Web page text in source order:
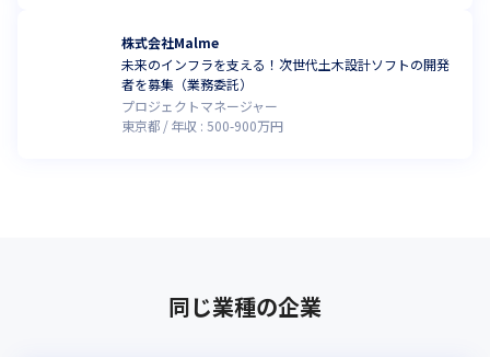
株式会社Malme
未来のインフラを支える！次世代土木設計ソフトの開発
者を募集（業務委託）
プロジェクトマネージャー
東京都
年収 :500-900万円
同じ業種の企業